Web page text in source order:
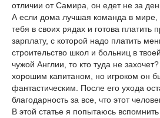
отличии от Самира, он едет не за
А если дома лучшая команда в мире,
тебя в своих рядах и готова платить
зарплату, с которой надо платить
строительство школ и больниц в
чужой Англии, то кто туда не
хорошим капитаном, но игроком он
фантастическим. После его ухода
благодарность за все, что этот
В этой статье я попытаюсь